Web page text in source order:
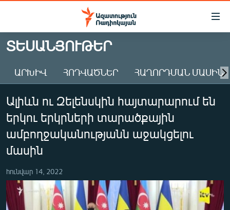
Մատչելիության
Անցնել
հիմնական
Անցնել
հիմնական
մենյուին
Որոնում
ԱԶԱՏՈՒԹՅՈՒՆ TV
ՀԱՅԱՍՏԱՆ
ԸՆՏՐՈՒԹՅՈՒՆՆԵՐ 2026
ԻՐԱՎՈՒՆՔ
ՀԱՍԱՐԱԿՈՒԹՅՈՒՆ
ՂԱՐԱԲԱՂ
ՊԱՏԵՐԱԶՄԻ 6 ՇԱԲԱԹՆԵՐԸ
ՏԵՍԱՆՅՈՒԹԵՐ
ԱՐԽԻՎ ՀՈԴՎԱԾՆԵՐ ՀԱՂՈՐԴՄԱՆ ՄԱՍԻՆ
Ալիևն ու Զելենսկին հայտարարում են
երկու երկրների տարածքային
ամբողջականությանն աջակցելու
մասին
հունվար 14, 2022